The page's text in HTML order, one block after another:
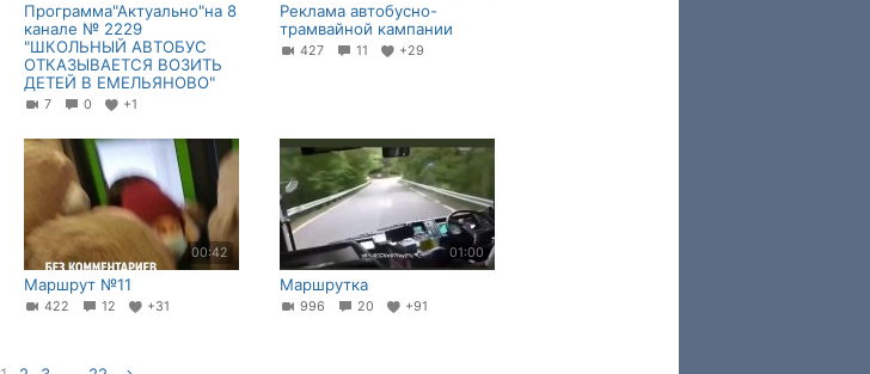
Программа"Актуально"на 8
канале № 2229
"ШКОЛЬНЫЙ АВТОБУС
ОТКАЗЫВАЕТСЯ ВОЗИТЬ
ДЕТЕЙ В ЕМЕЛЬЯНОВО"
7 0 +1
Реклама автобусно-
трамвайной кампании
427 11 +29
00:42
Маршрут №11
422 12 +31
01:00
Маршрутка
996 20 +91